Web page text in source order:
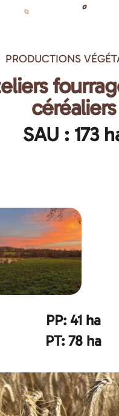
PRODUCTIONS
céréaliers
SAU : 173
PP: 41 ha
PT: 78 ha